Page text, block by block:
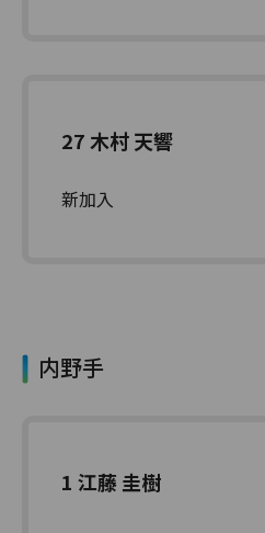
27 木村 天響
新加入
内野手
1 江藤 圭樹